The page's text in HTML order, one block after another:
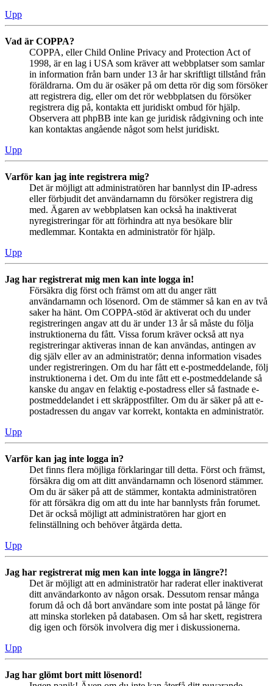
Upp
Vad är COPPA?
COPPA, eller Child Online Privacy and Protection Act of
1998, är en lag i USA som kräver att webbplatser som samlar
in information från barn under 13 år har skriftligt tillstånd från
föräldrarna. Om du är osäker på om detta rör dig som försöker
att registrera dig, eller om det rör webbplatsen du försöker
registrera dig på, kontakta ett juridiskt ombud för hjälp.
Observera att phpBB inte kan ge juridisk rådgivning och inte
kan kontaktas angående något som helst juridiskt.
Upp
Varför kan jag inte registrera mig?
Det är möjligt att administratören har bannlyst din IP-adress
eller förbjudit det användarnamn du försöker registrera dig
med. Ägaren av webbplatsen kan också ha inaktiverat
nyregistreringar för att förhindra att nya besökare blir
medlemmar. Kontakta en administratör för hjälp.
Upp
Jag har registrerat mig men kan inte logga in!
Försäkra dig först och främst om att du anger rätt
användarnamn och lösenord. Om de stämmer så kan en av två
saker ha hänt. Om COPPA-stöd är aktiverat och du under
registreringen angav att du är under 13 år så måste du följa
instruktionerna du fått. Vissa forum kräver också att nya
registreringar aktiveras innan de kan användas, antingen av
dig själv eller av an administratör; denna information visades
under registreringen. Om du har fått ett e-postmeddelande, följ
instruktionerna i det. Om du inte fått ett e-postmeddelande så
kanske du angav en felaktig e-postadress eller så fastnade e-
postmeddelandet i ett skräppostfilter. Om du är säker på att e-
postadressen du angav var korrekt, kontakta en administratör.
Upp
Varför kan jag inte logga in?
Det finns flera möjliga förklaringar till detta. Först och främst,
försäkra dig om att ditt användarnamn och lösenord stämmer.
Om du är säker på att de stämmer, kontakta administratören
för att försäkra dig om att du inte har bannlysts från forumet.
Det är också möjligt att administratören har gjort en
felinställning och behöver åtgärda detta.
Upp
Jag har registrerat mig men kan inte logga in längre?!
Det är möjligt att en administratör har raderat eller inaktiverat
ditt användarkonto av någon orsak. Dessutom rensar många
forum då och då bort användare som inte postat på länge för
att minska storleken på databasen. Om så har skett, registrera
dig igen och försök involvera dig mer i diskussionerna.
Upp
Jag har glömt bort mitt lösenord!